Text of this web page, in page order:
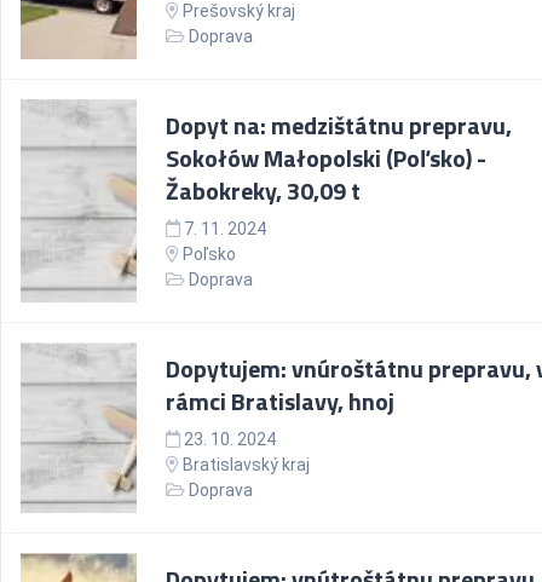
Prešovský kraj
Doprava
Dopyt na: medzištátnu prepravu,
Sokołów Małopolski (Poľsko) -
Žabokreky, 30,09 t
7. 11. 2024
Poľsko
Doprava
Dopytujem: vnúroštátnu prepravu,
rámci Bratislavy, hnoj
23. 10. 2024
Bratislavský kraj
Doprava